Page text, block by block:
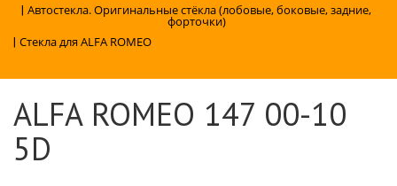
| Автостекла. Оригинальные стёкла (лобовые, боковые, задние,
форточки)
| Стекла для ALFA ROMEO
ALFA ROMEO 147 00-10
5D